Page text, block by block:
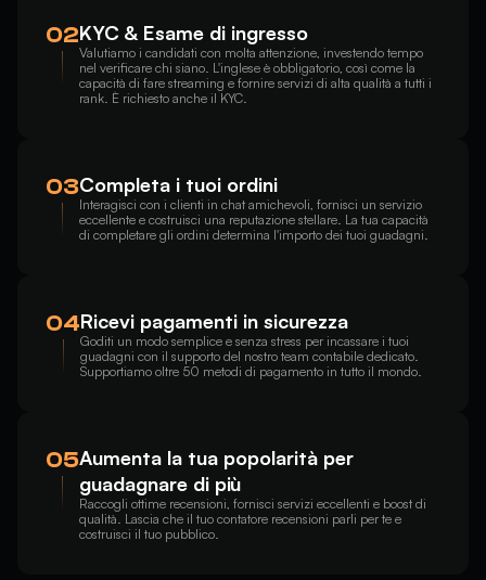
02KYC & Esame di ingresso
Valutiamo i candidati con molta attenzione, investendo tempo
nel verificare chi siano. L'inglese è obbligatorio, così come la
capacità di fare streaming e fornire servizi di alta qualità a tutti i
rank. È richiesto anche il KYC.
03Completa i tuoi ordini
Interagisci con i clienti in chat amichevoli, fornisci un servizio
eccellente e costruisci una reputazione stellare. La tua capacità
di completare gli ordini determina l'importo dei tuoi guadagni.
04Ricevi pagamenti in sicurezza
Goditi un modo semplice e senza stress per incassare i tuoi
guadagni con il supporto del nostro team contabile dedicato.
Supportiamo oltre 50 metodi di pagamento in tutto il mondo.
05Aumenta la tua popolarità per
guadagnare di più
Raccogli ottime recensioni, fornisci servizi eccellenti e boost di
qualità. Lascia che il tuo contatore recensioni parli per te e
costruisci il tuo pubblico.